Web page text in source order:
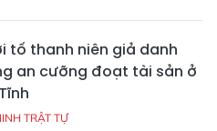
tố thanh niên giả danh
an cưỡng đoạt tài sản ở
TRẬT TỰ